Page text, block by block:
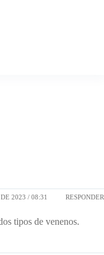
2023 / 08:31 RESPONDER
tipos de venenos.